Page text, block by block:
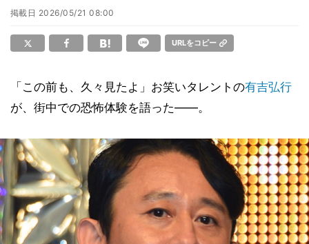
掲載日 2026/05/21 08:00
URLをコピー
「この前も、久々見たよ」お笑いタレントの有吉弘行
が、街中での恐怖体験を語った――。